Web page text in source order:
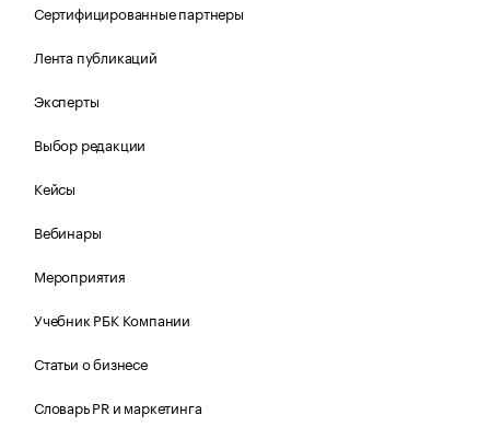
Сертифицированные партнеры
Лента публикаций
Эксперты
Выбор редакции
Кейсы
Вебинары
Мероприятия
Учебник РБК Компании
Статьи о бизнесе
Словарь PR и маркетинга